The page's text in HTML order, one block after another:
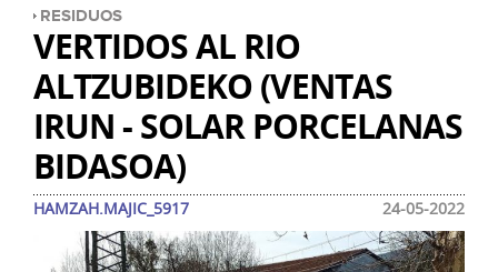
RESIDUOS
VERTIDOS AL RIO
ALTZUBIDEKO (VENTAS
IRUN - SOLAR PORCELANAS
BIDASOA)
HAMZAH.MAJIC_5917 24-05-2022